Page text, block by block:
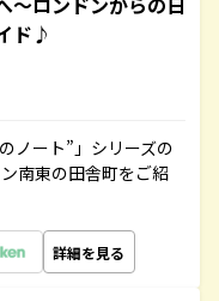
ド♪
ノート”」シリーズの
南東の田舎町をご紹
詳細を見る